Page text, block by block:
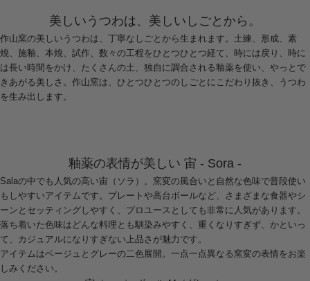
美しいうつわは、美しいしごとから。
作山窯の美しいうつわは、丁寧なしごとから生まれます。土練、形成、素
焼、施釉、本焼、試作、数々の工程をひとつひとつ経て、時には戻り、時に
は長い時間をかけ、たくさんの土、独自に調合される釉薬を使い、やっとで
きあがる美しさ。作山窯は、ひとつひとつのしごとにこだわり抜き、うつわ
を生み出します。
釉薬の表情が美しい 宙 - Sora -
Salaの中でも人気の高い宙（ソラ）。窯変の風合いと自然な色味で普段使い
もしやすいアイテムです。プレートや高台ボールなど、さまざまな食器やシ
ーンとセッティングしやすく、プロユースとしても非常に人気があります。
落ち着いた色味はどんな料理とも馴染みやすく、重くなりすぎず、かといっ
て、カジュアルになりすぎない上品さが魅力です。
アイテムはベージュとグレーの二色展開。一点一点異なる窯変の表情をお楽
しみください。